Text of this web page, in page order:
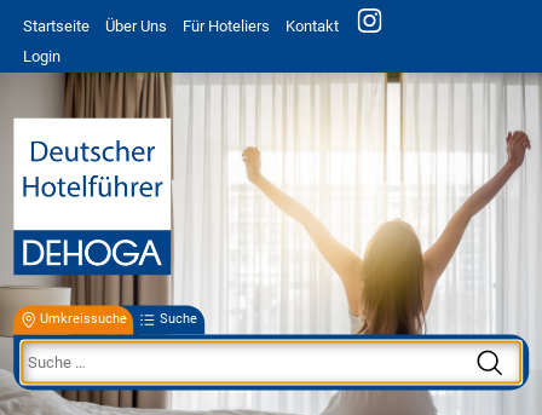
Startseite Über Uns Für Hoteliers
Kontakt
Login
Umkreissuche Suche